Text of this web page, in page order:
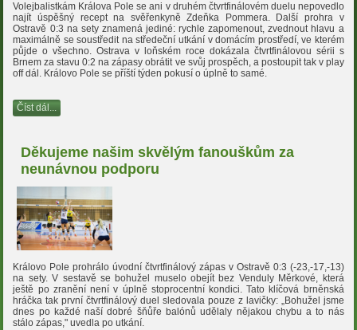
Volejbalistkám Králova Pole se ani v druhém čtvrtfinálovém duelu nepovedlo
najít úspěšný recept na svěřenkyně Zdeňka Pommera. Další prohra v
Ostravě 0:3 na sety znamená jediné: rychle zapomenout, zvednout hlavu a
maximálně se soustředit na středeční utkání v domácím prostředí, ve kterém
půjde o všechno. Ostrava v loňském roce dokázala čtvrtfinálovou sérii s
Brnem za stavu 0:2 na zápasy obrátit ve svůj prospěch, a postoupit tak v play
off dál. Královo Pole se příští týden pokusí o úplně to samé.
Číst dál...
Děkujeme našim skvělým fanouškům za
neunávnou podporu
Královo Pole prohrálo úvodní čtvrtfinálový zápas v Ostravě 0:3 (-23,-17,-13)
na sety. V sestavě se bohužel muselo obejít bez Venduly Měrkové, která
ještě po zranění není v úplně stoprocentní kondici. Tato klíčová brněnská
hráčka tak první čtvrtfinálový duel sledovala pouze z lavičky: „Bohužel jsme
dnes po každé naší dobré šňůře balónů udělaly nějakou chybu a to nás
stálo zápas," uvedla po utkání.